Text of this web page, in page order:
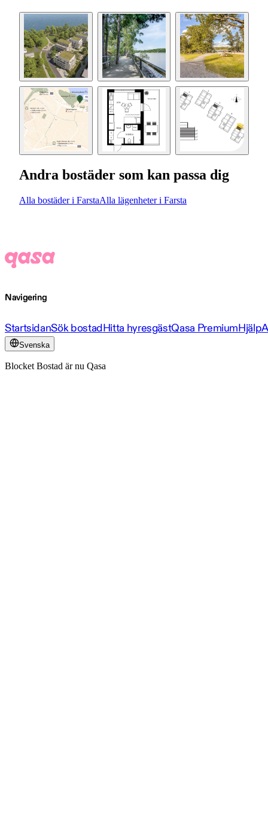
Andra bostäder som kan passa dig
Alla bostäder i FarstaAlla lägenheter i Farsta
Navigering
StartsidanSök bostadHitta hyresgästQasa PremiumHjälp
Svenska
Blocket Bostad är nu Qasa